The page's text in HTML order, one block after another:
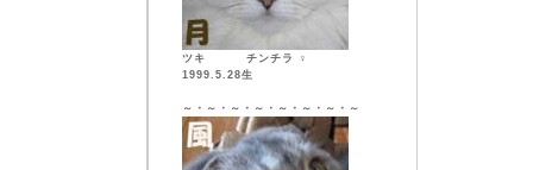
ツキ チンチラ ♀
1999.5.28生
～・～・～・～・～・～・～・～